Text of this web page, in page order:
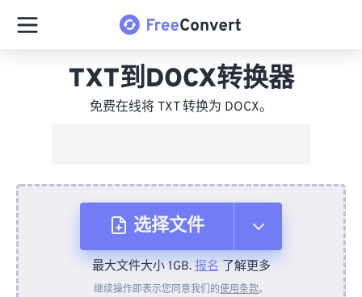
TXT到DOCX转换器
免费在线将 TXT 转换为 DOCX。
选择文件
从设备
最大文件大小 1GB.报名了解更多
继续操作即表示您同意我们的使用条款。